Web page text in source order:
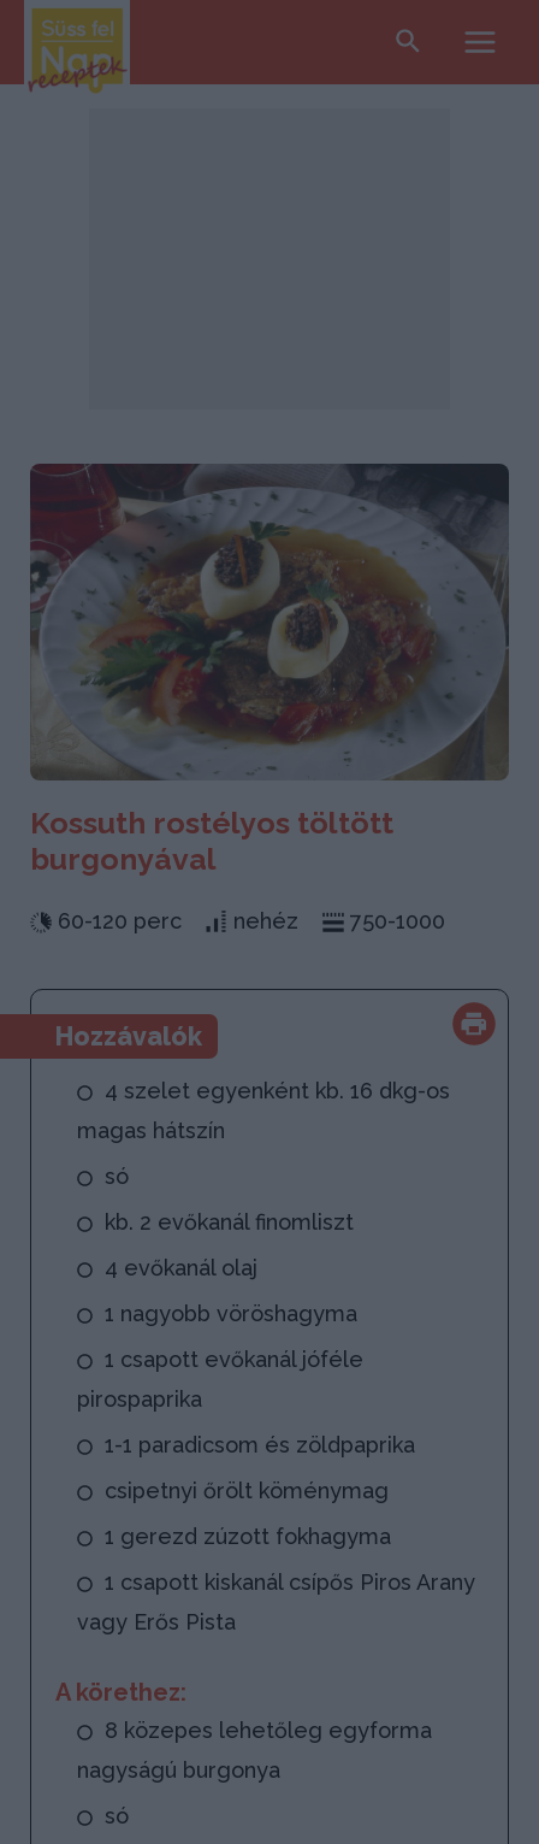
Search
Kossuth rostélyos töltött
burgonyával
60-120 perc nehéz 750-1000
Hozzávalók
4 szelet egyenként kb. 16 dkg-os
magas hátszín
só
kb. 2 evőkanál finomliszt
4 evőkanál olaj
1 nagyobb vöröshagyma
1 csapott evőkanál jóféle
pirospaprika
1-1 paradicsom és zöldpaprika
csipetnyi őrölt köménymag
1 gerezd zúzott fokhagyma
1 csapott kiskanál csípős Piros Arany
vagy Erős Pista
A körethez:
8 közepes lehetőleg egyforma
nagyságú burgonya
só